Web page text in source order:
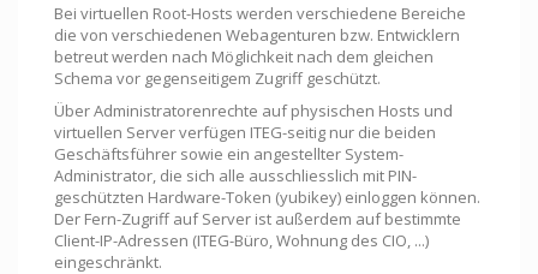
Bei virtuellen Root-Hosts werden verschiedene Bereiche
die von verschiedenen Webagenturen bzw. Entwicklern
betreut werden nach Möglichkeit nach dem gleichen
Schema vor gegenseitigem Zugriff geschützt.
Über Administratorenrechte auf physischen Hosts und
virtuellen Server verfügen ITEG-seitig nur die beiden
Geschäftsführer sowie ein angestellter System-
Administrator, die sich alle ausschliesslich mit PIN-
geschützten Hardware-Token (yubikey) einloggen können.
Der Fern-Zugriff auf Server ist außerdem auf bestimmte
Client-IP-Adressen (ITEG-Büro, Wohnung des CIO, ...)
eingeschränkt.